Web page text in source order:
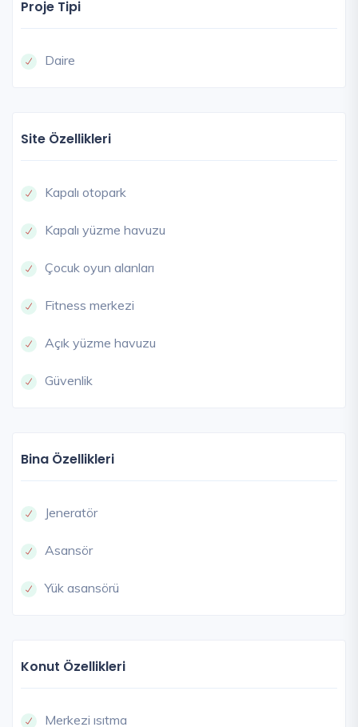
Proje Tipi
Daire
Site Özellikleri
Kapalı otopark
Kapalı yüzme havuzu
Çocuk oyun alanları
Fitness merkezi
Açık yüzme havuzu
Güvenlik
Bina Özellikleri
Jeneratör
Asansör
Yük asansörü
Konut Özellikleri
Merkezi ısıtma